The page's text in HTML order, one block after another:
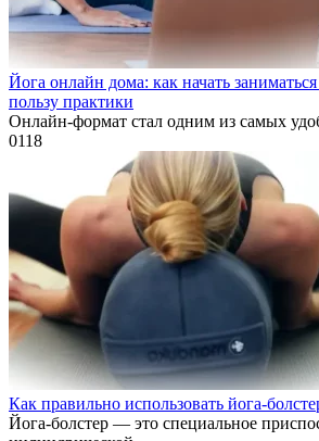
Йога онлайн дома: как начать
пользу практики
Онлайн-формат стал одним из самых
0118
Как правильно использовать йога-
Йога-болстер — это специальное